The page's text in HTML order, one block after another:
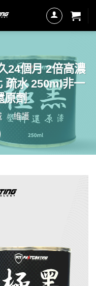
24個月 2倍高濃
疏水 250ml非一
原劑
/ 維護